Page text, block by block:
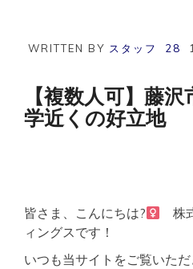
WRITTEN BY スタッフ 28
【複数人可】藤
学近くの好立地
皆さま、こんにちは?‍
株
ィングスです！
いつも当サイトをご覧いた